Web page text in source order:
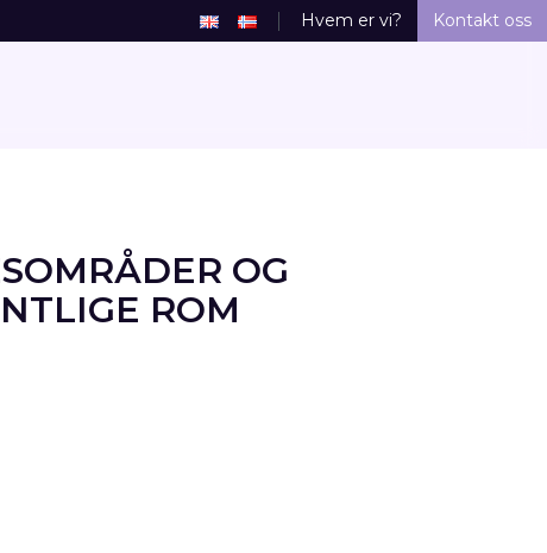
Hvem er vi? Kontakt oss
OG
ROM